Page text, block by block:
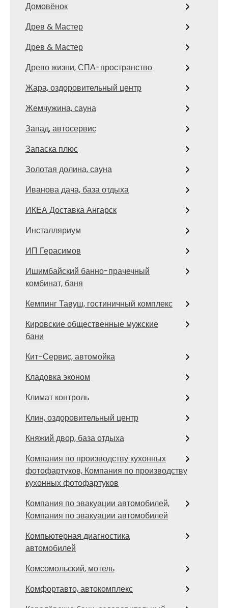
Домовёнок
Древ & Мастер
Древ & Мастер
Древо жизни, СПА-пространство
Жара, оздоровительный центр
Жемчужина, сауна
Запад, автосервис
Запаска плюс
Золотая долина, сауна
Иванова дача, база отдыха
ИКЕА Доставка Ангарск
Инсталляриум
ИП Герасимов
Ишимбайский банно-прачечный
комбинат, баня
Кемпинг Тавуш, гостиничный комплекс
Кировские общественные мужские
бани
Кит-Сервис, автомойка
Кладовка эконом
Климат контроль
Клин, оздоровительный центр
Княжий двор, база отдыха
Компания по производству кухонных
фотофартуков, Компания по производству
кухонных фотофартуков
Компания по эвакуации автомобилей,
Компания по эвакуации автомобилей
Компьютерная диагностика
автомобилей
Комсомольский, мотель
Комфортавто, автокомплекс